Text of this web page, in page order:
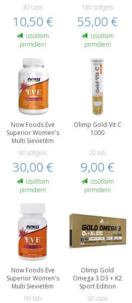
30 caps
10,50 €
Izsūtīsim
pirmdien!
180 softgels
55,00 €
Izsūtīsim
pirmdien!
Now Foods Eve
Superior Women's
Multi Sievietēm
90 softgels
30,00 €
Izsūtīsim
pirmdien!
Olimp Gold-Vit C
1000
20 tab
9,00 €
Izsūtīsim
pirmdien!
Now Foods Eve
Superior Women's
Multi Sievietēm
90 tab
Olimp Gold
Omega 3 D3 + K2
Sport Edition
60 caps